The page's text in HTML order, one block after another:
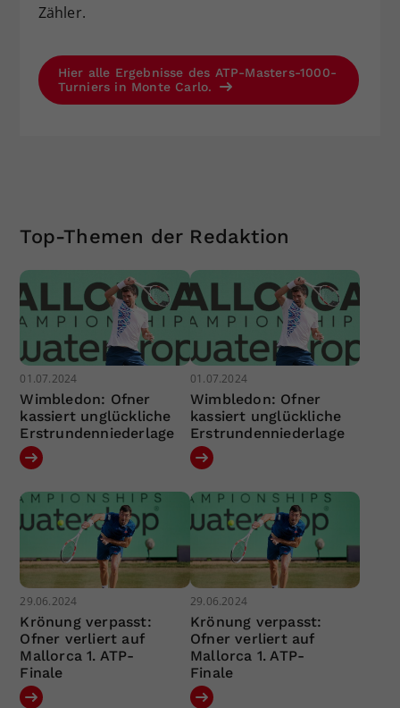
Zähler.
Hier alle Ergebnisse des ATP-Masters-1000-
Turniers in Monte Carlo.
Top-Themen der Redaktion
01.07.2024
Wimbledon: Ofner
kassiert unglückliche
Erstrundenniederlage
01.07.2024
Wimbledon: Ofner
kassiert unglückliche
Erstrundenniederlage
29.06.2024
Krönung verpasst:
Ofner verliert auf
Mallorca 1. ATP-
Finale
29.06.2024
Krönung verpasst:
Ofner verliert auf
Mallorca 1. ATP-
Finale